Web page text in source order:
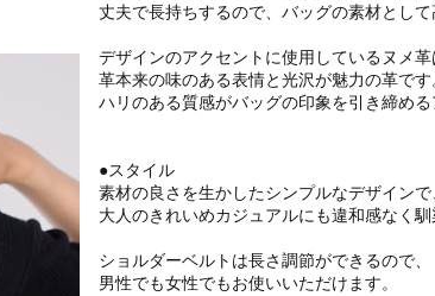
丈夫で長持ちするので、バッグの素材として
デザインのアクセントに使用しているヌメ革
革本来の味のある表情と光沢が魅力の革です
ハリのある質感がバッグの印象を引き締める
●スタイル
素材の良さを生かしたシンプルなデザインで
大人のきれいめカジュアルにも違和感なく馴
ショルダーベルトは長さ調節ができるので、
男性でも女性でもお使いいただけます。